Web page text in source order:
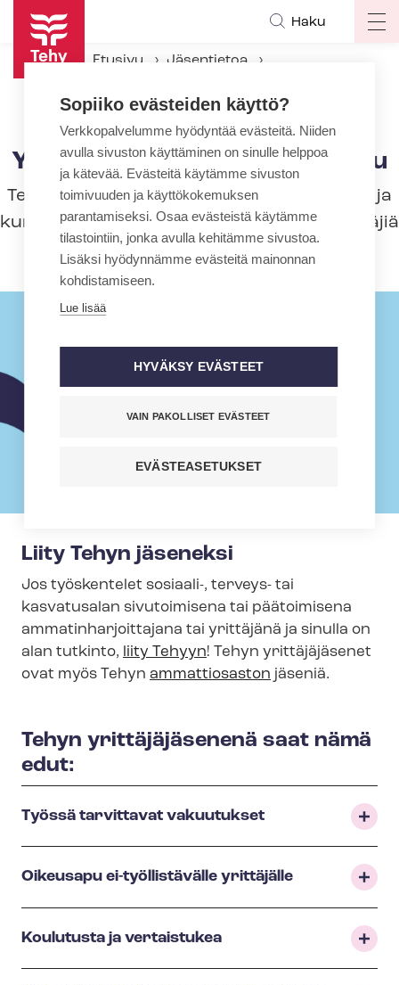
Hyppää
pääsisältöön
Haku
Etusivu
Jäsentietoa
Yrittäjäjäsenyys ja jäsenmaksu
Yrittäjäjäsenyys ja jäsenmaksu
Tehy on myös sosiaali-, terveys-, kasvatus- ja
kuntoutusalan am­ma­tin­har­joit­ta­jia ja yrittäjiä
varten!
Liity Tehyn jäseneksi
Jos työskentelet sosiaali-, terveys- tai
kasvatusalan sivutoimisena tai päätoimisena
am­ma­tin­har­joit­ta­ja­na tai yrittäjänä ja sinulla on
alan tutkinto, liity Tehyyn! Tehyn yrittäjäjäsenet
ovat myös Tehyn ammattiosaston jäseniä.
Tehyn yrittäjäjäsenenä saat nämä
edut:
Työssä tarvittavat vakuutukset
Oikeusapu ei-työllistävälle yrittäjälle
Koulutusta ja vertaistukea
Sopiiko evästeiden käyttö?
Verkkopalvelumme hyödyntää evästeitä. Niiden
avulla sivuston käyttäminen on sinulle helppoa
ja kätevää. Evästeitä käytämme sivuston
toimivuuden ja käyttökokemuksen
parantamiseksi. Osaa evästeistä käytämme
tilastointiin, jonka avulla kehitämme sivustoa.
Lisäksi hyödynnämme evästeitä mainonnan
kohdistamiseen.
Lue lisää
HYVÄKSY EVÄSTEET
VAIN PAKOLLISET EVÄSTEET
EVÄSTEASETUKSET